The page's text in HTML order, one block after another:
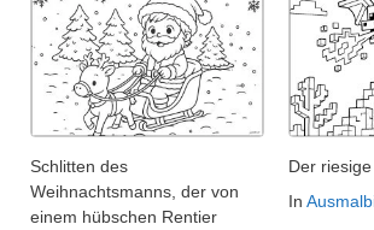
Schlitten des
Weihnachtsmanns, der von
einem hübschen Rentier
Der
In